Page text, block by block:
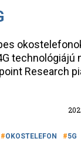
technológiájú
Research
OKOSTELEFON 5G